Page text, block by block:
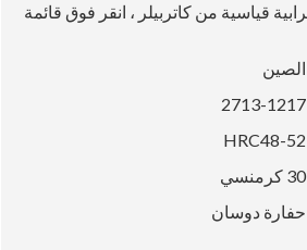
قياسية من كاتربيلر ، انقر فوق قائمة
الصين
2713-1217
HRC48-52
30 كرمنسي
حفارة دوسان